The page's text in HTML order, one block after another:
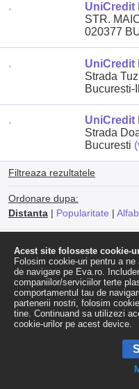
UniCredit
STR.
020377
UniCredit
Strada
Bucuresti-
UniCredit
Strada
Bucuresti
Filtreaza rezultatele
Ordonare dupa:
Distanta| Popularitate |
Acest site foloseste cookie-
Folosim cookie-uri pentru a
de navigare pe Eva.ro.
companiilor/serviciilor terte
comportamentul tau de
partenerii nostri, folosim
tine. Continuand sa utilizezi
cookie-urilor pe acest device.